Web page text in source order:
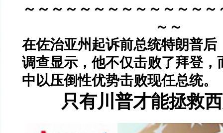
～～～～～～～～～～～～～
～～
在佐治亚州起诉前总统特朗普后
调查显示，他不仅击败了拜登，
中以压倒性优势击败现任总统。
只有川普才能拯救